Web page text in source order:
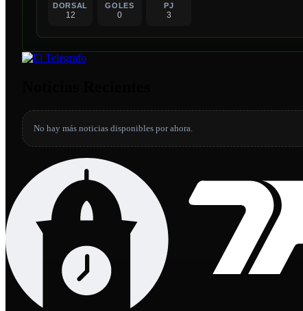
DORSAL
12
GOLES
0
PJ
3
No hay más noticias disponibles por ahora.